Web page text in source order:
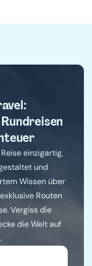
einzigartig,
und
Wissen über
Routen
Vergiss die
die Welt auf